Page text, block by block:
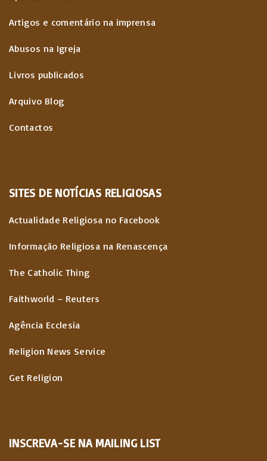
o
n
t
s
e
Artigos e comentário na imprensa
Abusos na Igreja
Livros publicados
Arquivo Blog
Contactos
SITES DE NOTÍCIAS RELIGIOSAS
Actualidade Religiosa no Facebook
Informação Religiosa na Renascença
The Catholic Thing
Faithworld – Reuters
Agência Ecclesia
Religion News Service
Get Religion
INSCREVA-SE NA MAILING LIST